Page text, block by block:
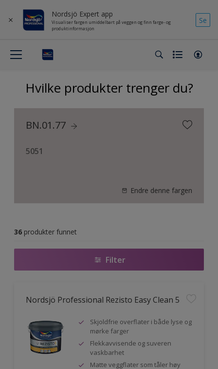
Nordsjö Expert app
Visualiser fargen umiddelbart på veggen og finn farge- og
produktinformasjon
Se
Hvilke produkter trenger du?
BN.01.77
5051
Endre denne fargen
36 produkter funnet
Filter
Nordsjö Professional Rezisto Easy Clean 5
Skjoldfrie overflater i både lyse og
mørke farger
Flekkavvisende og suveren
vaskbarhet
Matte veggflater som tåler høy